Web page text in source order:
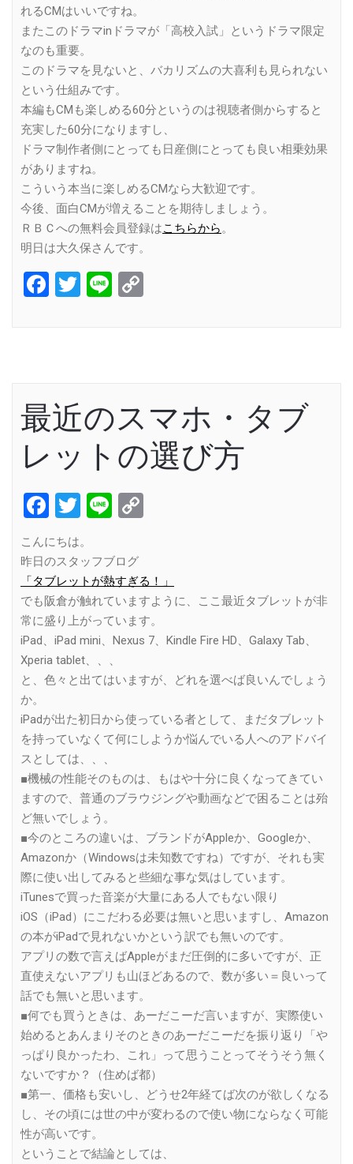
れるCMはいいですね。
またこのドラマinドラマが「高校入試」というドラマ限定
なのも重要。
このドラマを見ないと、バカリズムの大喜利も見られない
という仕組みです。
本編もCMも楽しめる60分というのは視聴者側からすると
充実した60分になりますし、
ドラマ制作者側にとっても日産側にとっても良い相乗効果
がありますね。
こういう本当に楽しめるCMなら大歓迎です。
今後、面白CMが増えることを期待しましょう。
ＲＢＣへの無料会員登録はこちらから。
明日は大久保さんです。
Facebook
Twitter
Line
最近のスマホ・タブ
レットの選び方
Facebook
Twitter
Line
こんにちは。
昨日のスタッフブログ
「タブレットが熱すぎる！」
でも阪倉が触れていますように、ここ最近タブレットが非
常に盛り上がっています。
iPad、iPad mini、Nexus 7、Kindle Fire HD、Galaxy Tab、
Xperia tablet、、、
と、色々と出てはいますが、どれを選べば良いんでしょう
か。
iPadが出た初日から使っている者として、まだタブレット
を持っていなくて何にしようか悩んでいる人へのアドバイ
スとしては、、、
■機械の性能そのものは、もはや十分に良くなってきてい
ますので、普通のブラウジングや動画などで困ることは殆
ど無いでしょう。
■今のところの違いは、ブランドがAppleか、Googleか、
Amazonか（Windowsは未知数ですね）ですが、それも実
際に使い出してみると些細な事な気はしています。
iTunesで買った音楽が大量にある人でもない限り
iOS（iPad）にこだわる必要は無いと思いますし、Amazon
の本がiPadで見れないかという訳でも無いのです。
アプリの数で言えばAppleがまだ圧倒的に多いですが、正
直使えないアプリも山ほどあるので、数が多い＝良いって
話でも無いと思います。
■何でも買うときは、あーだこーだ言いますが、実際使い
始めるとあんまりそのときのあーだこーだを振り返り「や
っぱり良かったわ、これ」って思うことってそうそう無く
ないですか？（住めば都）
■第一、価格も安いし、どうせ2年経てば次のが欲しくなる
し、その頃には世の中が変わるので使い物にならなく可能
性が高いです。
ということで結論としては、